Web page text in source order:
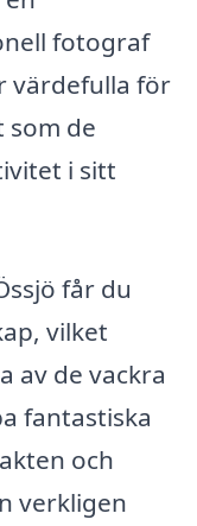
fotograf
värdefulla för
som de
i sitt
får du
vilket
av de vackra
fantastiska
och
verkligen